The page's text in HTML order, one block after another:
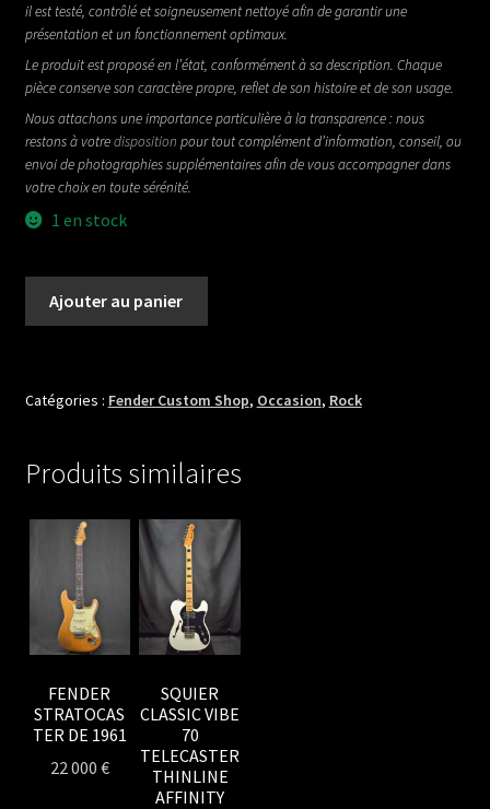
il est testé, contrôlé et soigneusement nettoyé afin de garantir une
présentation et un fonctionnement optimaux.
Le produit est proposé en l’état, conformément à sa description. Chaque
pièce conserve son caractère propre, reflet de son histoire et de son usage.
Nous attachons une importance particulière à la transparence : nous
restons à votredisposition pour tout complément d’information, conseil, ou
envoi de photographies supplémentaires afin de vous accompagner dans
votre choix en toute sérénité.
1 en stock
SHOP
PINE
ESQUIRE
Ajouter au panier
Catégories : Fender Custom Shop, Occasion, Rock
Produits similaires
FENDER
STRATOCAS
TER DE 1961
22 000 €
SQUIER
CLASSIC VIBE
70
TELECASTER
THINLINE
AFFINITY